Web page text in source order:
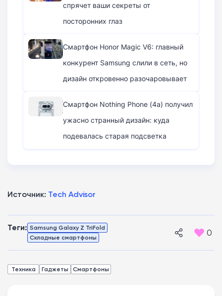
спрячет ваши секреты от
посторонних глаз
Смартфон Honor Magic V6: главный
конкурент Samsung слили в сеть, но
дизайн откровенно разочаровывает
Смартфон Nothing Phone (4a) получил
ужасно странный дизайн: куда
подевалась старая подсветка
Источник: Tech Advisor
Теги: Samsung Galaxy Z TriFold
Складные смартфоны
0
Техника Гаджеты Смартфоны